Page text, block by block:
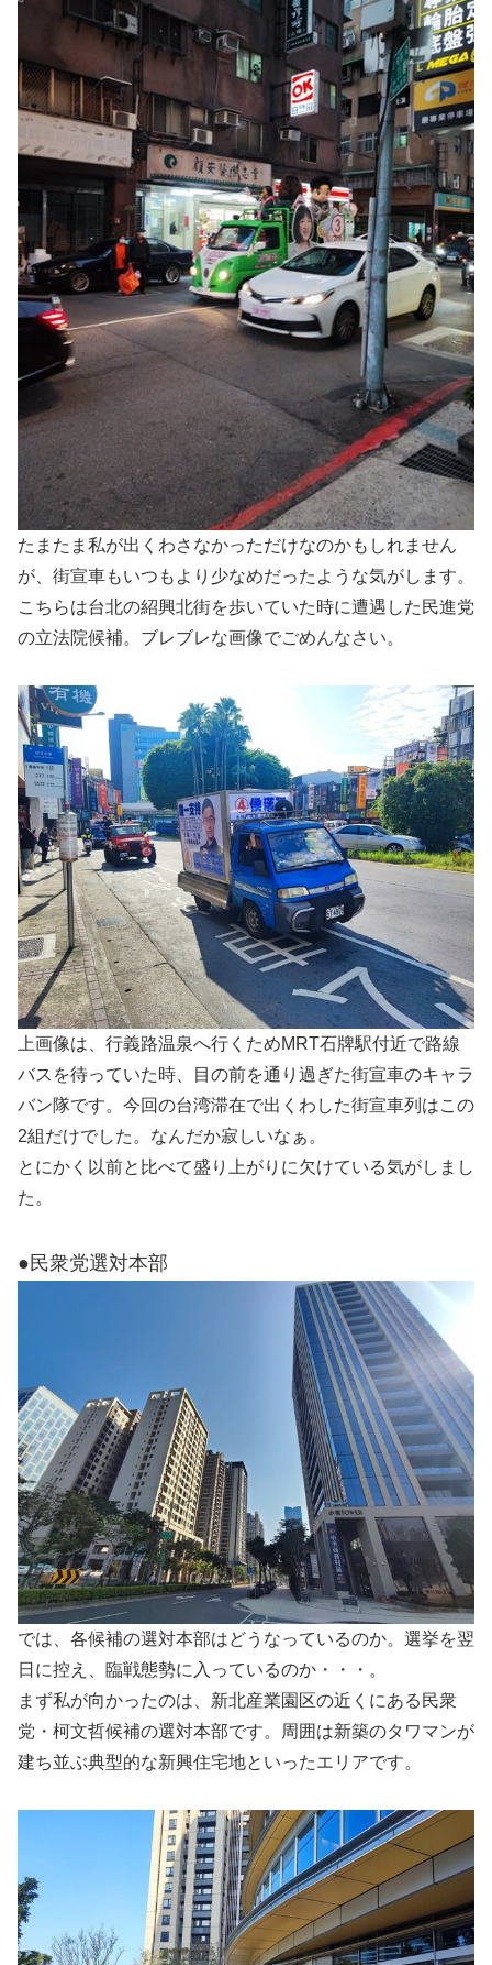
たまたま私が出くわさなかっただけなのかもしれません
が、街宣車もいつもより少なめだったような気がします。
こちらは台北の紹興北街を歩いていた時に遭遇した民進党
の立法院候補。ブレブレな画像でごめんなさい。
上画像は、行義路温泉へ行くためMRT石牌駅付近で路線
バスを待っていた時、目の前を通り過ぎた街宣車のキャラ
バン隊です。今回の台湾滞在で出くわした街宣車列はこの
2組だけでした。なんだか寂しいなぁ。
とにかく以前と比べて盛り上がりに欠けている気がしまし
た。
●民衆党選対本部
では、各候補の選対本部はどうなっているのか。選挙を翌
日に控え、臨戦態勢に入っているのか・・・。
まず私が向かったのは、新北産業園区の近くにある民衆
党・柯文哲候補の選対本部です。周囲は新築のタワマンが
建ち並ぶ典型的な新興住宅地といったエリアです。